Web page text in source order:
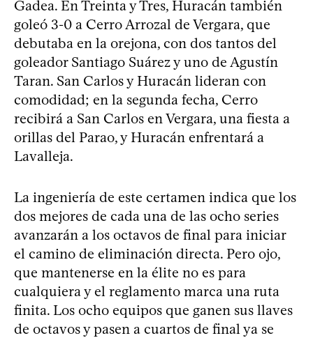
Gadea. En Treinta y Tres, Huracán también
goleó 3-0 a Cerro Arrozal de Vergara, que
debutaba en la orejona, con dos tantos del
goleador Santiago Suárez y uno de Agustín
Taran. San Carlos y Huracán lideran con
comodidad; en la segunda fecha, Cerro
recibirá a San Carlos en Vergara, una fiesta a
orillas del Parao, y Huracán enfrentará a
Lavalleja.
La ingeniería de este certamen indica que los
dos mejores de cada una de las ocho series
avanzarán a los octavos de final para iniciar
el camino de eliminación directa. Pero ojo,
que mantenerse en la élite no es para
cualquiera y el reglamento marca una ruta
finita. Los ocho equipos que ganen sus llaves
de octavos y pasen a cuartos de final ya se